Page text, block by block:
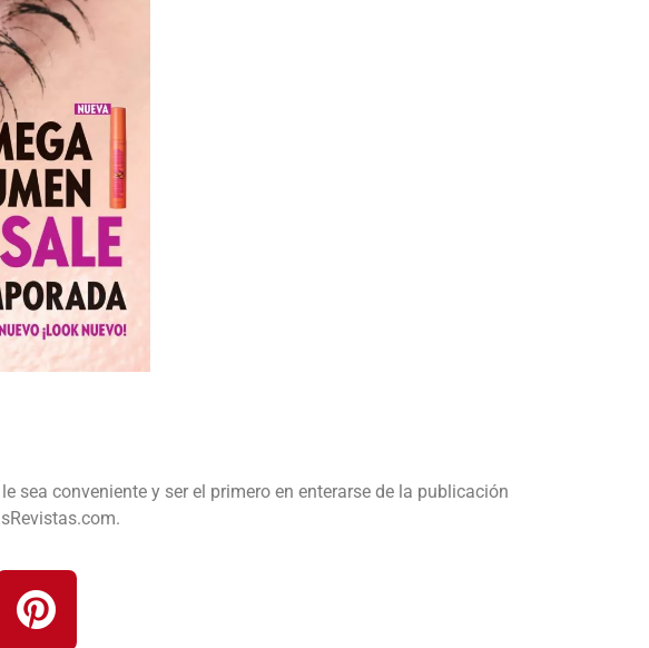
sea conveniente y ser el primero en enterarse de la publicación